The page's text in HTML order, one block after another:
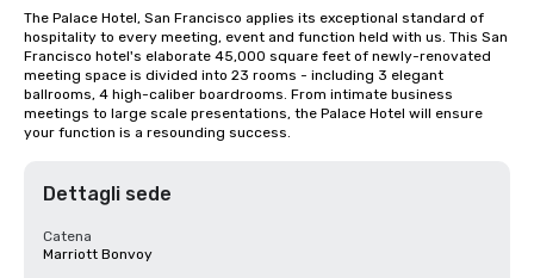
The Palace Hotel, San Francisco applies its exceptional standard of
hospitality to every meeting, event and function held with us. This San
Francisco hotel's elaborate 45,000 square feet of newly-renovated
meeting space is divided into 23 rooms - including 3 elegant
ballrooms, 4 high-caliber boardrooms. From intimate business
meetings to large scale presentations, the Palace Hotel will ensure
your function is a resounding success.
Dettagli sede
Catena
Marriott Bonvoy